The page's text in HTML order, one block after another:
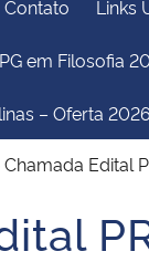
de Segurança
Contato Links
em Filosofia
– Oferta
Chamada Edital